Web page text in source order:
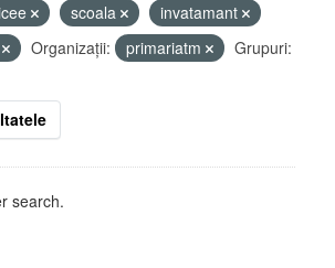
scoala
invatamant
Organizații: primariatm
Grupuri:
search.